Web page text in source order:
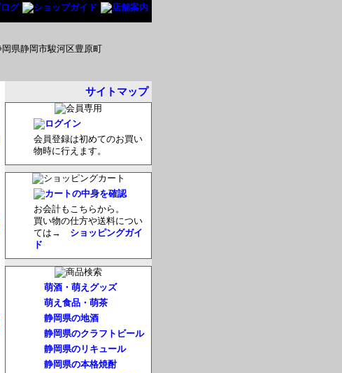
サイトマップ
会員登録は初めてのお買い
物時に行えます。
お会計もこちらから。
買い物の仕方や送料につい
ては→ ショッピングガイ
ド
萌酒・萌えグッズ
萌え食品・萌茶
静岡県の地酒
静岡県のクラフトビール
静岡県のリキュール
静岡県の本格焼酎